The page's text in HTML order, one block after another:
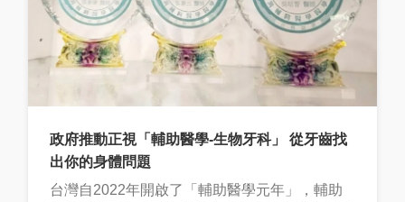
政府推動正視「輔助醫學-生物牙科」 從牙齒找
出你的身體問題
台灣自2022年開啟了「輔助醫學元年」，輔助